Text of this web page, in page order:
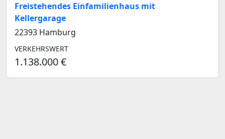
Freistehendes Einfamilienhaus mit
Kellergarage
22393 Hamburg
VERKEHRSWERT
1.138.000 €